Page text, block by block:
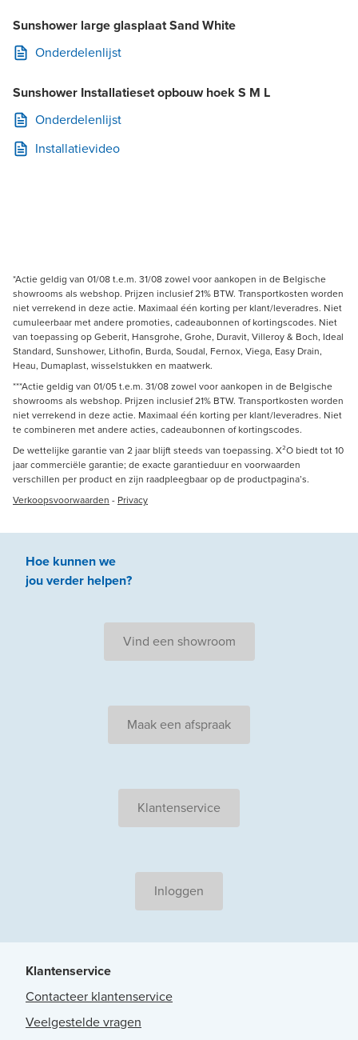
Sunshower large glasplaat Sand White
Onderdelenlijst
Sunshower Installatieset opbouw hoek S M L
Onderdelenlijst
Installatievideo
*Actie geldig van 01/08 t.e.m. 31/08 zowel voor aankopen in de Belgische
showrooms als webshop. Prijzen inclusief 21% BTW. Transportkosten worden
niet verrekend in deze actie. Maximaal één korting per klant/leveradres. Niet
cumuleerbaar met andere promoties, cadeaubonnen of kortingscodes. Niet
van toepassing op Geberit, Hansgrohe, Grohe, Duravit, Villeroy & Boch, Ideal
Standard, Sunshower, Lithofin, Burda, Soudal, Fernox, Viega, Easy Drain,
Heau, Dumaplast, wisselstukken en maatwerk.
***Actie geldig van 01/05 t.e.m. 31/08 zowel voor aankopen in de Belgische
showrooms als webshop. Prijzen inclusief 21% BTW. Transportkosten worden
niet verrekend in deze actie. Maximaal één korting per klant/leveradres. Niet
te combineren met andere acties, cadeaubonnen of kortingscodes.
De wettelijke garantie van 2 jaar blijft steeds van toepassing. X²O biedt tot 10
jaar commerciële garantie; de exacte garantieduur en voorwaarden
verschillen per product en zijn raadpleegbaar op de productpagina’s.
Verkoopsvoorwaarden - Privacy
Hoe kunnen we
jouverder helpen?
Vind een showroom
Maak een afspraak
Klantenservice
Inloggen
Klantenservice
Contacteer klantenservice
Veelgestelde vragen